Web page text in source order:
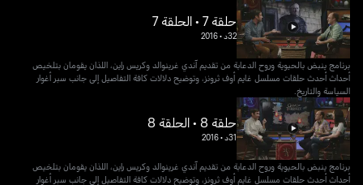
حلقة 7 • الحلقة 7
32د •
2016
برنامج ينبض بالحيوية وروح الدعابة من تقديم آندي غرينوالد وكريس راين، اللذان يقومان بتلخيص
أحداث أحدث حلقات مسلسل غايم أوف ثرونز، وتوضيح دلالات كافة التفاصيل إلى جانب سبر أغوار
السياسة والتاريخ.
حلقة 8 • الحلقة 8
31د •
2016
برنامج ينبض بالحيوية وروح الدعابة من تقديم آندي غرينوالد وكريس راين، اللذان يقومان بتلخيص
أحداث أحدث حلقات مسلسل غايم أوف ثرونز، وتوضيح دلالات كافة التفاصيل إلى جانب سبر أغوار